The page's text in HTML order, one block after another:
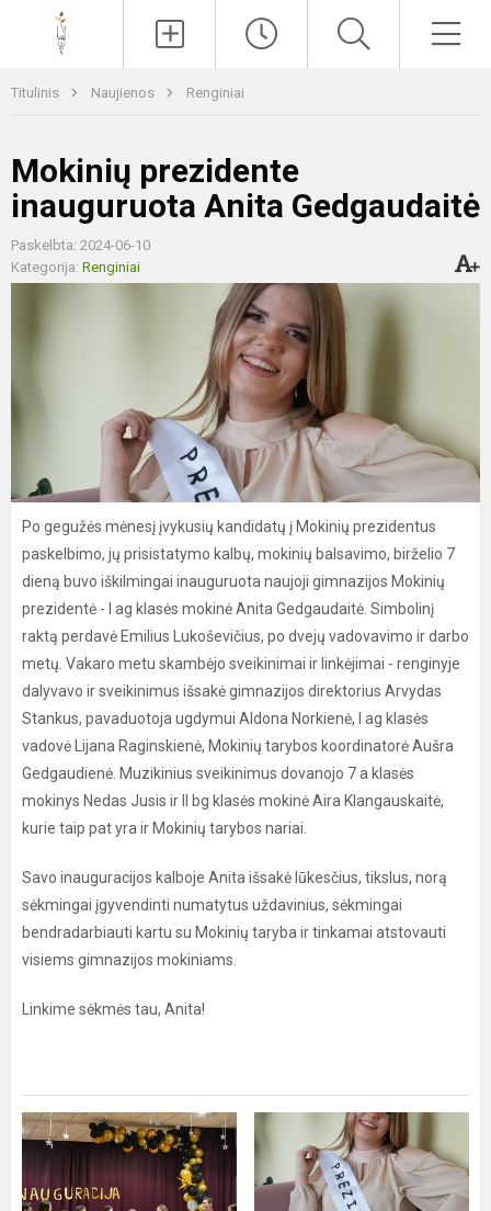
Titulinis Naujienos Renginiai
Mokinių prezidente
inauguruota Anita Gedgaudaitė
Paskelbta: 2024-06-10
Kategorija: Renginiai
Po gegužės mėnesį įvykusių kandidatų į Mokinių prezidentus
paskelbimo, jų prisistatymo kalbų, mokinių balsavimo, birželio 7
dieną buvo iškilmingai inauguruota naujoji gimnazijos Mokinių
prezidentė - I ag klasės mokinė Anita Gedgaudaitė. Simbolinį
raktą perdavė Emilius Lukoševičius, po dvejų vadovavimo ir darbo
metų. Vakaro metu skambėjo sveikinimai ir linkėjimai - renginyje
dalyvavo ir sveikinimus išsakė gimnazijos direktorius Arvydas
Stankus, pavaduotoja ugdymui Aldona Norkienė, I ag klasės
vadovė Lijana Raginskienė, Mokinių tarybos koordinatorė Aušra
Gedgaudienė. Muzikinius sveikinimus dovanojo 7 a klasės
mokinys Nedas Jusis ir II bg klasės mokinė Aira Klangauskaitė,
kurie taip pat yra ir Mokinių tarybos nariai.
Savo inauguracijos kalboje Anita išsakė lūkesčius, tikslus, norą
sėkmingai įgyvendinti numatytus uždavinius, sėkmingai
bendradarbiauti kartu su Mokinių taryba ir tinkamai atstovauti
visiems gimnazijos mokiniams.
Linkime sėkmės tau, Anita!